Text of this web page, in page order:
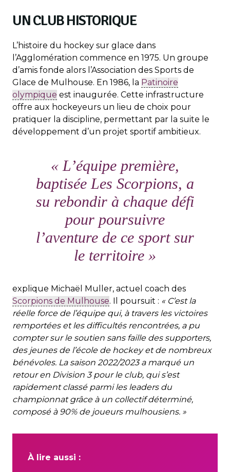
UN CLUB HISTORIQUE
L’histoire du hockey sur glace dans
l’Agglomération commence en 1975. Un groupe
d’amis fonde alors l’Association des Sports de
Glace de Mulhouse. En 1986, la Patinoire
olympique est inaugurée. Cette infrastructure
offre aux hockeyeurs un lieu de choix pour
pratiquer la discipline, permettant par la suite le
développement d’un projet sportif ambitieux.
« L’équipe première,
baptisée Les Scorpions, a
su rebondir à chaque défi
pour poursuivre
l’aventure de ce sport sur
le territoire »
explique Michaël Muller, actuel coach des
Scorpions de Mulhouse. Il poursuit : « C’est la
réelle force de l’équipe qui, à travers les victoires
remportées et les difficultés rencontrées, a pu
compter sur le soutien sans faille des supporters,
des jeunes de l’école de hockey et de nombreux
bénévoles. La saison 2022/2023 a marqué un
retour en Division 3 pour le club, qui s’est
rapidement classé parmi les leaders du
championnat grâce à un collectif déterminé,
composé à 90% de joueurs mulhousiens. »
À lire aussi :